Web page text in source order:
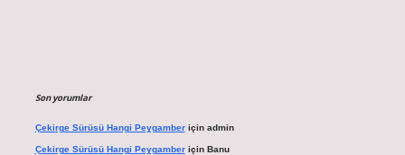
Son yorumlar
Çekirge Sürüsü Hangi Peygamberiçin admin
Çekirge Sürüsü Hangi Peygamberiçin Banu